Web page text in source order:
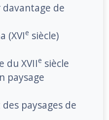
de
(XVIe siècle)
du XVIIe siècle
paysage
paysages de